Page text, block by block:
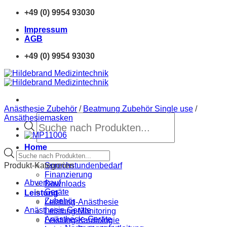
Zum
springen
+49 (0) 9954 93030
Impressum
AGB
+49 (0) 9954 93030
Products
search
Home
Neue Produkte
Sprechstundenbedarf
Finanzierung
Downloads
Leistung
Leistung-Anästhesie
Leistung-Monitoring
Leistung-Kardiologie
Anästhesie Zubehör / Beatmung Zubehör Single use /
Ansäthesiemasken
Products
search
Produkt-Kategorien
Abverkauf
Geräte
Zubehör
Anästhesie Geräte
Anästhesie-Geräte